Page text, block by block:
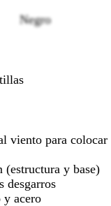
por
la
Negro
viento para colocar
y base)
desgarros
y acero